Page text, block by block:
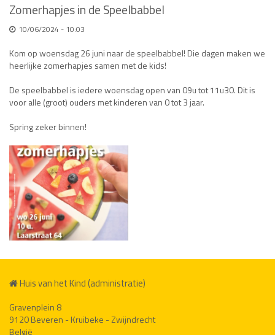
Zomerhapjes in de Speelbabbel
10/06/2024 - 10:03
Kom op woensdag 26 juni naar de speelbabbel! Die dagen maken we
heerlijke zomerhapjes samen met de kids!
De speelbabbel is iedere woensdag open van 09u tot 11u30. Dit is
voor alle (groot) ouders met kinderen van 0 tot 3 jaar.
Spring zeker binnen!
Huis van het Kind (administratie)
Gravenplein 8
9120 Beveren - Kruibeke - Zwijndrecht
België